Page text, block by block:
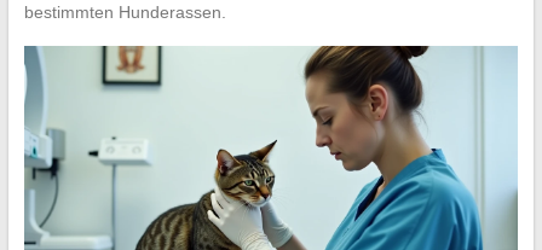
bestimmten Hunderassen.